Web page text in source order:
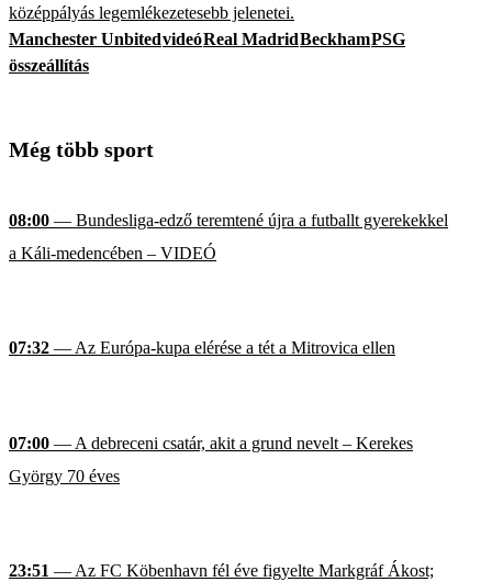
középpályás legemlékezetesebb jelenetei.
Manchester UnbitedvideóReal MadridBeckhamPSG
összeállítás
Még több sport
08:00 — Bundesliga-edző teremtené újra a futballt gyerekekkel
a Káli-medencében – VIDEÓ
07:32 — Az Európa-kupa elérése a tét a Mitrovica ellen
07:00 — A debreceni csatár, akit a grund nevelt – Kerekes
György 70 éves
23:51 — Az FC Köbenhavn fél éve figyelte Markgráf Ákost;